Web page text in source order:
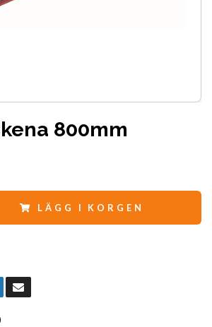
800mm
LÄGG I KORGEN